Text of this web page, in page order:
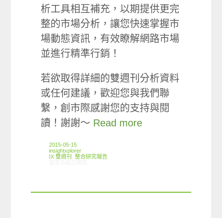
析工具相互補充，以期提供更完
整的市場分析，讓您快速掌握市
場動態資訊，有效瞭解網路市場
並進行精準行銷！
若欲取得詳細的雙週刊分析資料
或任何建議，歡迎您與我們聯
繫，創市際感謝您的支持與閱
讀！謝謝～ Read more
2015-05-15
insightxplorer
IX 雙週刊
,整合研究報告